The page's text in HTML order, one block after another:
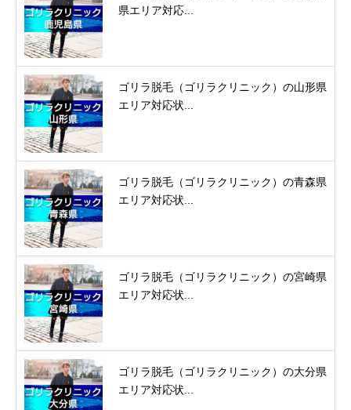
県エリア対応...
ゴリラ脱毛（ゴリラクリニック）の山形県
エリア対応状...
ゴリラ脱毛（ゴリラクリニック）の青森県
エリア対応状...
ゴリラ脱毛（ゴリラクリニック）の宮崎県
エリア対応状...
ゴリラ脱毛（ゴリラクリニック）の大分県
エリア対応状...